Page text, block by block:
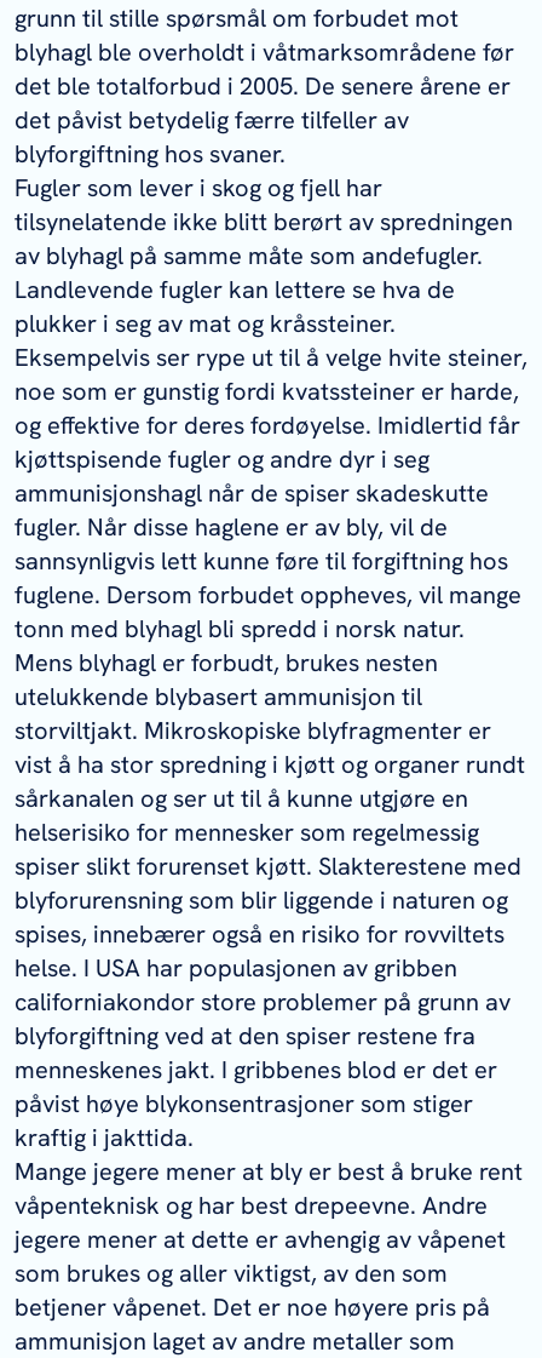
grunn til stille spørsmål om forbudet mot
blyhagl ble overholdt i våtmarksområdene før
det ble totalforbud i 2005. De senere årene er
det påvist betydelig færre tilfeller av
blyforgiftning hos svaner.
Fugler som lever i skog og fjell har
tilsynelatende ikke blitt berørt av spredningen
av blyhagl på samme måte som andefugler.
Landlevende fugler kan lettere se hva de
plukker i seg av mat og kråssteiner.
Eksempelvis ser rype ut til å velge hvite steiner,
noe som er gunstig fordi kvatssteiner er harde,
og effektive for deres fordøyelse. Imidlertid får
kjøttspisende fugler og andre dyr i seg
ammunisjonshagl når de spiser skadeskutte
fugler. Når disse haglene er av bly, vil de
sannsynligvis lett kunne føre til forgiftning hos
fuglene. Dersom forbudet oppheves, vil mange
tonn med blyhagl bli spredd i norsk natur.
Mens blyhagl er forbudt, brukes nesten
utelukkende blybasert ammunisjon til
storviltjakt. Mikroskopiske blyfragmenter er
vist å ha stor spredning i kjøtt og organer rundt
sårkanalen og ser ut til å kunne utgjøre en
helserisiko for mennesker som regelmessig
spiser slikt forurenset kjøtt. Slakterestene med
blyforurensning som blir liggende i naturen og
spises, innebærer også en risiko for rovviltets
helse. I USA har populasjonen av gribben
californiakondor store problemer på grunn av
blyforgiftning ved at den spiser restene fra
menneskenes jakt. I gribbenes blod er det er
påvist høye blykonsentrasjoner som stiger
kraftig i jakttida.
Mange jegere mener at bly er best å bruke rent
våpenteknisk og har best drepeevne. Andre
jegere mener at dette er avhengig av våpenet
som brukes og aller viktigst, av den som
betjener våpenet. Det er noe høyere pris på
ammunisjon laget av andre metaller som